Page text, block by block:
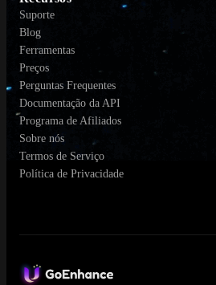
Suporte
Blog
Ferramentas
Preços
Perguntas Frequentes
Documentação da API
Programa de Afiliados
Sobre nós
Termos de Serviço
Política de Privacidade